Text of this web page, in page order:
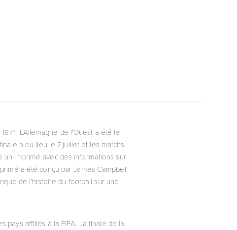
L'Allemagne de l'Ouest a été le
a eu lieu le 7 juillet et les matchs
imprimé avec des informations sur
a été conçu par James Campbell
de l’histoire du football sur une
pays affiliés à la FIFA. La finale de la